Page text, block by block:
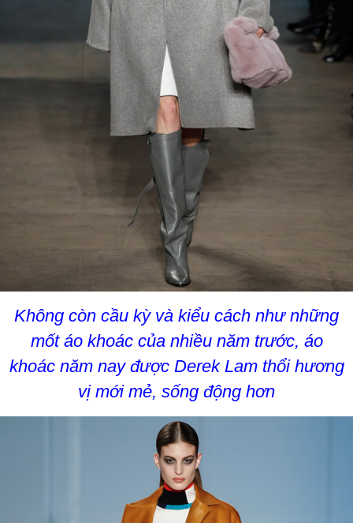
Không còn cầu kỳ và kiểu cách như những
mốt áo khoác của nhiều năm trước, áo
khoác năm nay được Derek Lam thổi hương
vị mới mẻ, sống động hơn